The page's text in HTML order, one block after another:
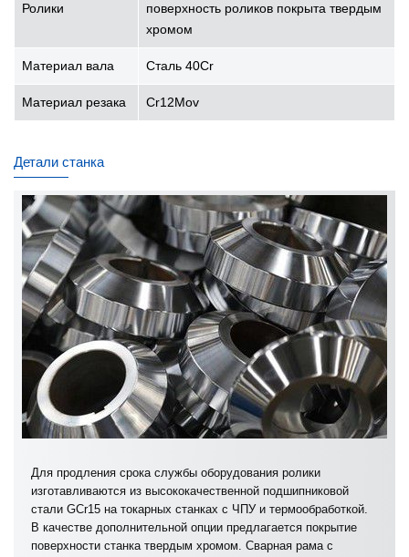
Ролики
поверхность роликов покрыта твердым
хромом
Материал вала Сталь 40Cr
Материал резака Cr12Mov
Детали станка
Для продления срока службы оборудования ролики
изготавливаются из высококачественной подшипниковой
стали GCr15 на токарных станках с ЧПУ и термообработкой.
В качестве дополнительной опции предлагается покрытие
поверхности станка твердым хромом. Сварная рама с